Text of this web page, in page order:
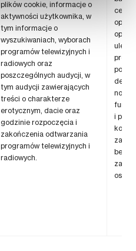
plików cookie, informacje o
aktywności użytkownika, w
tym informacje o
wyszukiwaniach, wyborach
programów telewizyjnych i
radiowych oraz
poszczególnych audycji, w
tym audycji zawierających
treści o charakterze
erotycznym, dacie oraz
godzinie rozpoczęcia i
zakończenia odtwarzania
programów telewizyjnych i
radiowych.
celu
opinii
i